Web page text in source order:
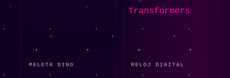
MALETA DINO RELOJ DIGITAL